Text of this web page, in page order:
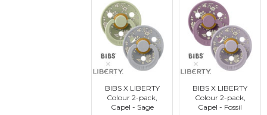
BIBS X LIBERTY
Colour 2-pack,
Capel - Sage
BIBS X LIBERTY
Colour 2-pack,
Capel - Fossil